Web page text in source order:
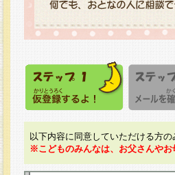
以下内容に同意していただける方の
※こどものみんなは、お父さんやお